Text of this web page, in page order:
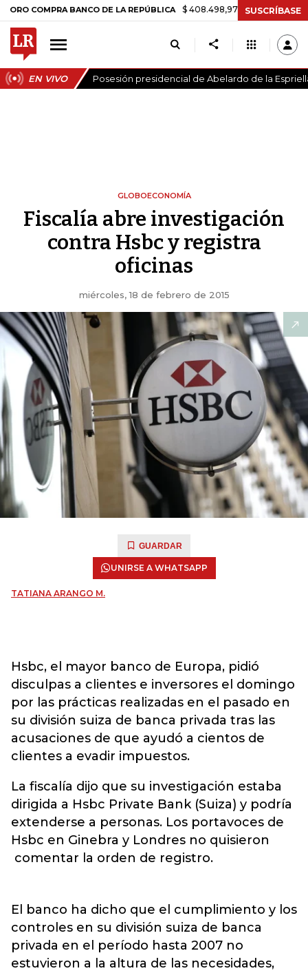
BANCO DE LA REPÚBLICA $ 408.498,97 +$ 8.753,81 +2,19%
SUSCRÍBASE
EN VIVO Posesión presidencial de Abelardo de la
GLOBOECONOMÍA
Fiscalía abre investigación
contra Hsbc y registra
oficinas
miércoles, 18 de febrero de 2015
GUARDAR
UNIRSE A WHATSAPP
TATIANA ARANGO M.
Hsbc, el mayor banco de Europa, pidió
disculpas a clientes e inversores el domingo
por las prácticas realizadas en el pasado en
su división suiza de banca privada tras las
acusaciones de que ayudó a cientos de
clientes a evadir impuestos.
La fiscalía dijo que su investigación estaba
dirigida a Hsbc Private Bank (Suiza) y podría
extenderse a personas. Los portavoces de
Hsbc en Ginebra y Londres no quisieron
comentar la orden de registro.
El banco ha dicho que el cumplimiento y los
controles en su división suiza de banca
privada en el período hasta 2007 no
estuvieron a la altura de las necesidades,